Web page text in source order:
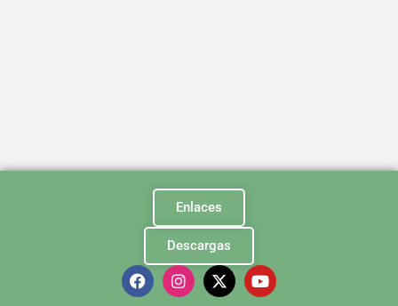
Enlaces
Descargas